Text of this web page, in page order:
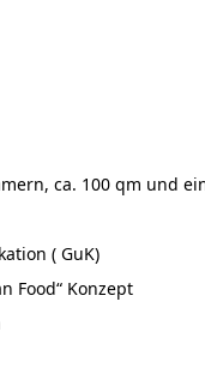
ca. 100 qm und
( GuK)
Food“ Konzept